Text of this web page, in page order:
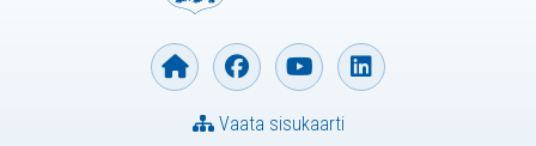
Vaata sisukaarti